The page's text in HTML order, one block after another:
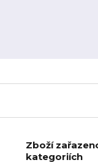
Zboží
kategoriích